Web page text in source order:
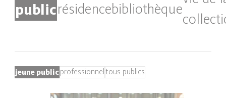
publicrésidencebibliothèque
jeune public professionnel tous publics